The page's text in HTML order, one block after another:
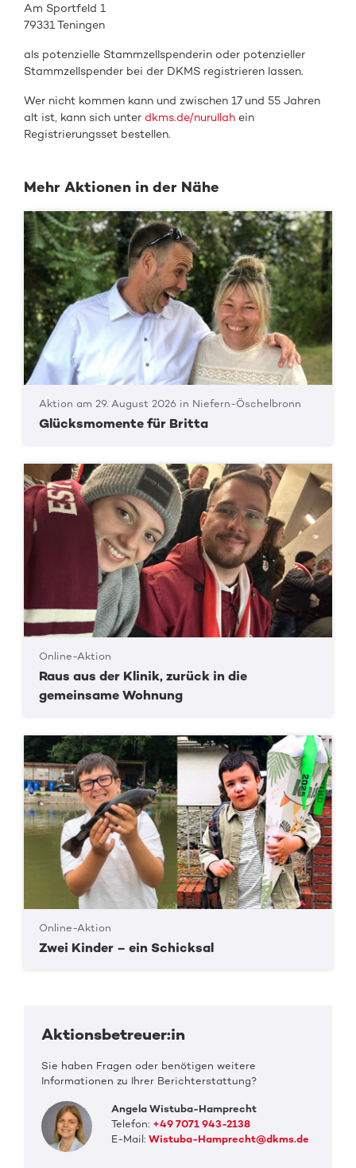
Am Sportfeld 1
79331 Teningen
als potenzielle Stammzellspenderin oder potenzieller
Stammzellspender bei der DKMS registrieren lassen.
Wer nicht kommen kann und zwischen 17 und 55 Jahren
alt ist, kann sich unterdkms.de/nurullah ein
Registrierungsset bestellen.
Mehr Aktionen in der Nähe
Aktion am 29. August 2026 in Niefern-Öschelbronn
Glücksmomente für Britta
Online-Aktion
Raus aus der Klinik, zurück in die
gemeinsame Wohnung
Online-Aktion
Zwei Kinder – ein Schicksal
Aktionsbetreuer:in
Sie haben Fragen oder benötigen weitere
Informationen zu Ihrer Berichterstattung?
Angela Wistuba-Hamprecht
Telefon: +49 7071 943-2138
E-Mail:Wistuba-Hamprecht@dkms.de